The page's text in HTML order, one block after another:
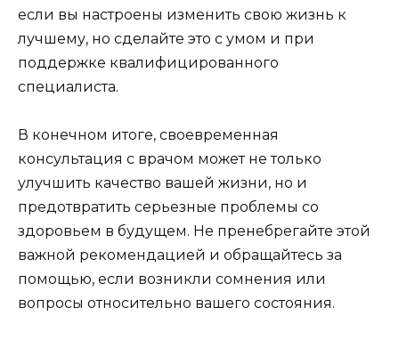
если вы настроены изменить свою жизнь к
лучшему, но сделайте это с умом и при
поддержке квалифицированного
специалиста.
В конечном итоге, своевременная
консультация с врачом может не только
улучшить качество вашей жизни, но и
предотвратить серьезные проблемы со
здоровьем в будущем. Не пренебрегайте этой
важной рекомендацией и обращайтесь за
помощью, если возникли сомнения или
вопросы относительно вашего состояния.